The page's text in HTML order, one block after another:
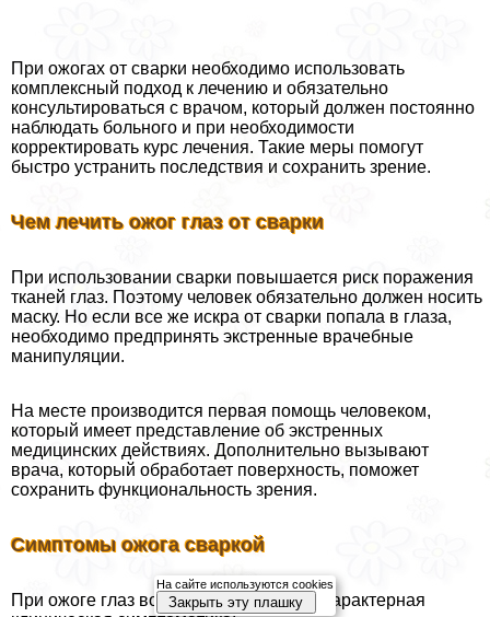
При ожогах от сварки необходимо использовать
комплексный подход к лечению и обязательно
консультироваться с врачом, который должен постоянно
наблюдать больного и при необходимости
корректировать курс лечения. Такие меры помогут
быстро устранить последствия и сохранить зрение.
Чем лечить ожог глаз от сварки
При использовании сварки повышается риск поражения
тканей глаз. Поэтому человек обязательно должен носить
маску. Но если все же искра от сварки попала в глаза,
необходимо предпринять экстренные врачебные
манипуляции.
На месте производится первая помощь человеком,
который имеет представление об экстренных
медицинских действиях. Дополнительно вызывают
врача, который обработает поверхность, поможет
сохранить функциональность зрения.
Симптомы ожога сваркой
При ожоге глаз возникает следующая хаpaктерная
На сайте используются cookies
Закрыть эту плашку